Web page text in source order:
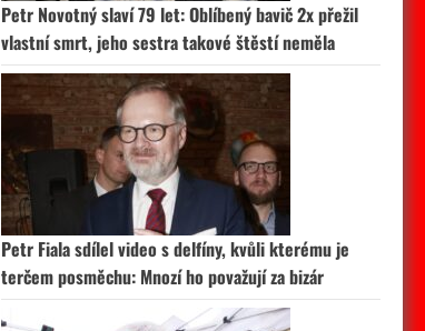
Petr Novotný slaví 79 let: Oblíbený bavič 2x přežil
vlastní smrt, jeho sestra takové štěstí neměla
Petr Fiala sdílel video s delfíny, kvůli kterému je
terčem posměchu: Mnozí ho považují za bizár